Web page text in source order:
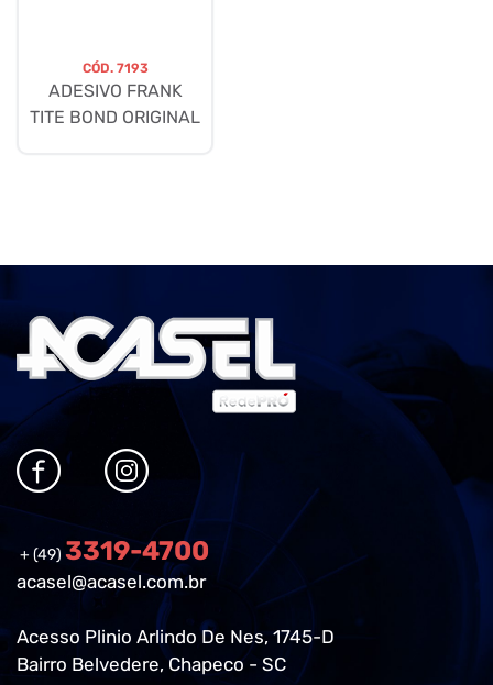
CÓD. 7193
ADESIVO FRANK
TITE BOND ORIGINAL
+ (49) 3319-4700
acasel@acasel.com.br
Acesso Plinio Arlindo De Nes, 1745-D
Bairro Belvedere, Chapeco - SC